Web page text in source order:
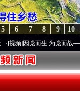
10
9
8
7
6
5
生 为党而战——百年“纪”事